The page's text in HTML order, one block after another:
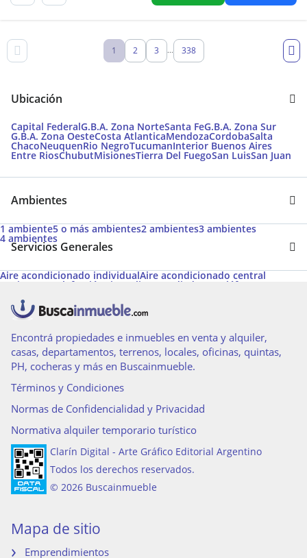
1 2 3 ... 338
Ubicación
Capital FederalG.B.A. Zona NorteSanta FeG.B.A. Zona Sur
G.B.A. Zona OesteCosta AtlanticaMendozaCordobaSalta
ChacoNeuquenRio NegroTucumanInterior Buenos Aires
Entre RiosChubutMisionesTierra Del FuegoSan LuisSan Juan
Ambientes
1 ambiente5 o más ambientes2 ambientes3 ambientes
4 ambientes
Servicios Generales
Aire acondicionado individualAire acondicionado central
Pavimento Calefacción Aire caliente Radiadores Teléfono
Termotanque Acepta Garantías de Alquiler de Argenprop
Grupo electrógenoLaundryCableado
Espacio para vehículo
Encontrá propiedades e inmuebles en venta y alquiler,
casas, departamentos, terrenos, locales, oficinas, quintas,
PH, cocheras y más en Buscainmueble.
Términos y Condiciones
Normas de Confidencialidad y Privacidad
Normativa alquiler temporario turístico
Clarín Digital - Arte Gráfico Editorial Argentino
Todos los derechos reservados.
© 2026 Buscainmueble
Mapa de sitio
Emprendimientos